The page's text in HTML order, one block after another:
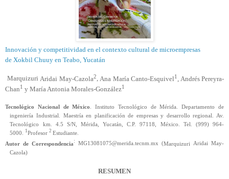
Innovación y competitividad en el contexto cultural de microempresas
de Xokbil Chuuy en Teabo , Yucatán
Marquizuri Aridai May-Cazola2, Ana María Canto-Esquivel1
, Andrés Pereyra-
Chan1 y María Antonia Morales-González1
Tecnológico Nacional de México.
Instituto Tecnológico de Mérida. Departamento de
ingeniería Industrial. Maestría en planificación de empresas y desarrollo regional. Av.
Tecnológico km. 4.5 S/N, Mérida, Yucatán, C.P. 97118, México. Tel. (999) 964-
5000. 1Profesor2Estudiante.
Autor de Correspondencia: MG13081075@merida.tecnm.mx (Marquizuri Aridai May-
Cazola)
RESUMEN